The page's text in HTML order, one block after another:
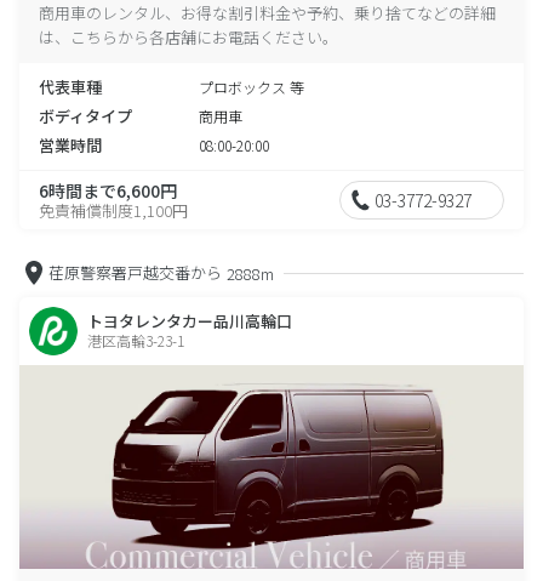
商用車のレンタル、お得な割引料金や予約、乗り捨てなどの詳細
は、こちらから各店舗にお電話ください。
代表車種 プロボックス 等
ボディタイプ 商用車
営業時間 08:00-20:00
6時間まで6,600円
免責補償制度1,100円 03-3772-9327
荏原警察署戸越交番から 2888m
トヨタレンタカー品川高輪口
港区高輪3-23-1